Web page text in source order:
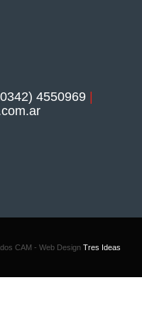
4550969 |
CAM - Web Design Tres Ideas